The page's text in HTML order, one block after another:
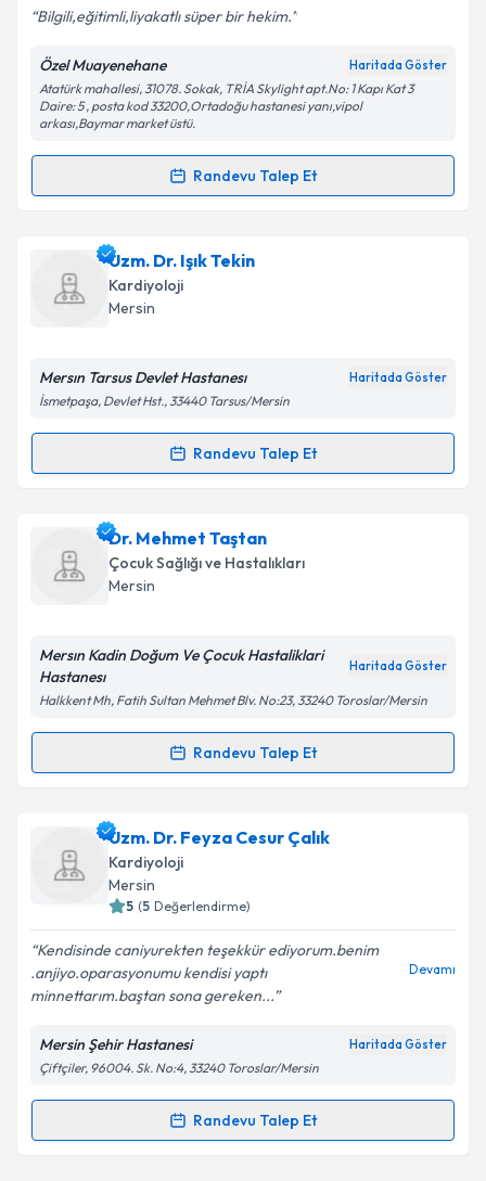
E-posta Adresiniz
Kişisel verilerimin işlenmesine ilişkinAydınlatma
kapsamda işlenmesini kabul ediyorum.
Bilgili,eğitimli,liyakatlı süper bir hekim.
Özel Muayenehane Haritada Göster
Atatürk mahallesi, 31078. Sokak, TRİA Skylight apt.No: 1 Kapı Kat 3
Daire: 5 , posta kod 33200,Ortadoğu hastanesi yanı,vipol
arkası,Baymar market üstü.
Randevu Talep Et
Randevu Takvimi Talebi
Prof. Dr. İ. Türkay Özcan
oluşturun. Size bu uzmandan randevu almanız için bir
takvim hazırlandığında e-posta ile bilgilendireceğiz.
Kişisel verilerimin işlenmesine ilişkin
Metni'ni okudum ve kişisel verilerimin belirtilen
Takvim Talebini Gönder
Uzm. Dr. Işık Tekin
Kardiyoloji
Mersin
Mersın Tarsus Devlet Hastanesı Haritada Göster
İsmetpaşa, Devlet Hst., 33440 Tarsus/Mersin
Randevu Talep Et
Randevu Takvimi Talebi
Uzm. Dr. Işık Tekiniçin randevu takvimi talebi
oluşturun. Size bu uzmandan randevu almanız için bir
takvim hazırlandığında e-posta ile bilgilendireceğiz.
Kişisel verilerimin işlenmesine ilişkinAydınlatma
'ni okudum ve kişisel verilerimin belirtilen
kapsamda işlenmesini kabul ediyorum.
Takvim Talebini Gönder
Dr. Mehmet Taştan
Çocuk Sağlığı ve Hastalıkları
Mersin
Mersın Kadin Doğum Ve Çocuk Hastaliklari
Hastanesı
Haritada Göster
Halkkent Mh, Fatih Sultan Mehmet Blv. No:23, 33240 Toroslar/Mersin
Randevu Talep Et
Randevu Takvimi Talebi
Dr. Mehmet Taştaniçin randevu takvimi talebi
oluşturun. Size bu uzmandan randevu almanız için bir
takvim hazırlandığında e-posta ile bilgilendireceğiz.
Metni'ni okudum ve kişisel verilerimin belirtilen
kapsamda işlenmesini kabul ediyorum.
Takvim Talebini Gönder
Uzm. Dr. Feyza Cesur Çalık
Kardiyoloji
Mersin
5 (5 Değerlendirme)
Kendisinde caniyurekten teşekkür ediyorum.benim
.anjiyo.oparasyonumu kendisi yaptı
minnettarım.baştan sona gereken...
Devamı
Mersin Şehir Hastanesi Haritada Göster
Çiftçiler, 96004. Sk. No:4, 33240 Toroslar/Mersin
Randevu Talep Et
Randevu Takvimi Talebi